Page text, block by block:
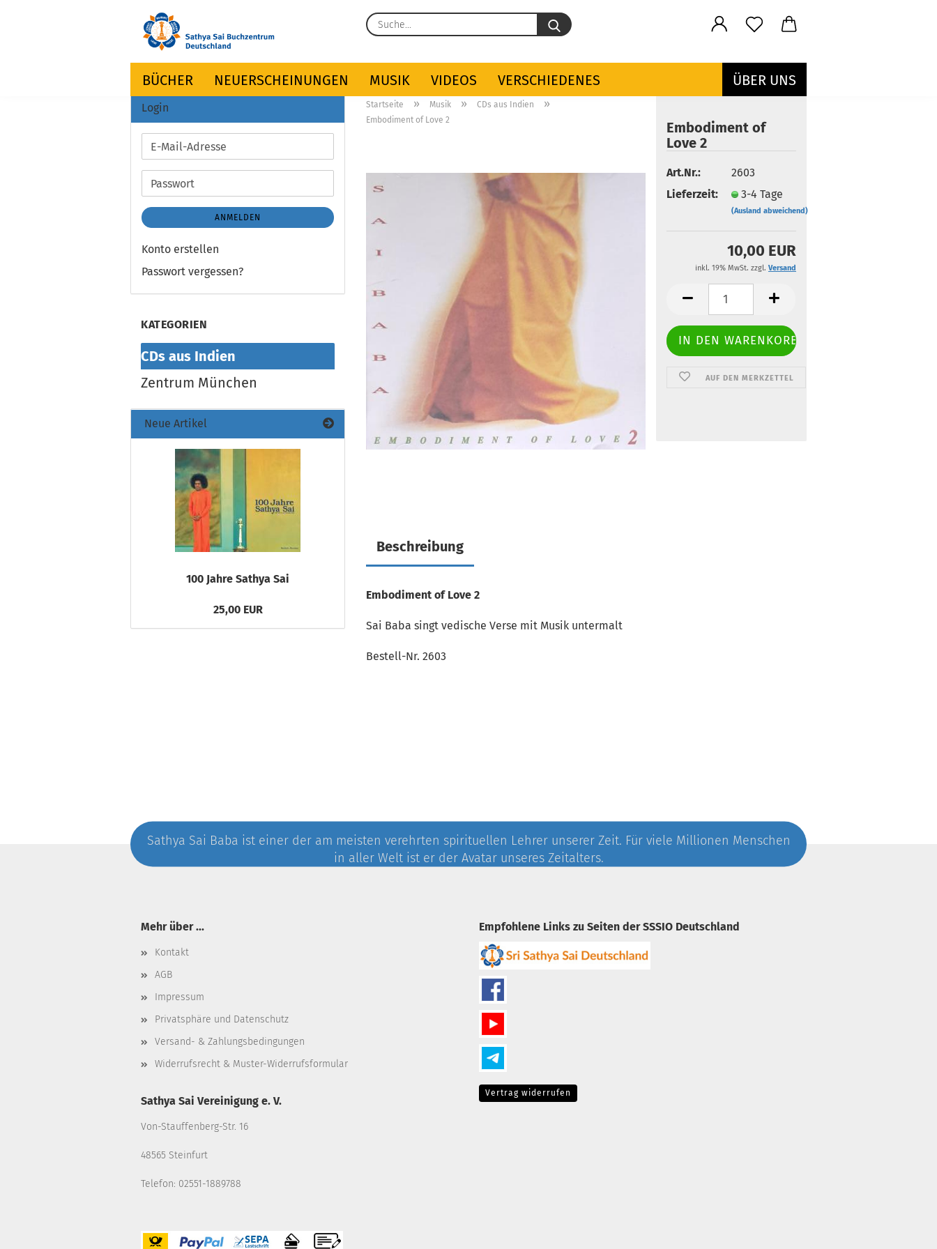
Suche...
BÜCHER NEUERSCHEINUNGEN MUSIK VIDEOS VERSCHIEDENES ÜBER UNS
Startseite » Musik » CDs aus Indien »
Embodiment of Love 2
Embodiment of
Love 2
Art.Nr.:
2603
Lieferzeit:
3-4 Tage
(Ausland abweichend)
10,00 EUR
inkl. 19% MwSt. zzgl. Versand
AUF DEN MERKZETTEL
Beschreibung
Embodiment of Love 2
Sai Baba singt vedische Verse mit Musik untermalt
Bestell-Nr. 2603
Login
E-
Mail-
Adresse
Passwort
ANMELDEN
Konto erstellen
Passwort vergessen?
KATEGORIEN
CDs aus Indien
Zentrum München
Neue Artikel
100 Jahre Sathya Sai
25,00 EUR
Sathya Sai Baba ist einer der am meisten verehrten spirituellen Lehrer unserer Zeit. Für viele Millionen Menschen
in aller Welt ist er der Avatar unseres Zeitalters.
Mehr über ...
Kontakt
AGB
Impressum
Privatsphäre und Datenschutz
Versand- & Zahlungsbedingungen
Widerrufsrecht & Muster-Widerrufsformular
Empfohlene Links zu Seiten der SSSIO Deutschland
Sathya Sai Vereinigung e. V.
Von-Stauffenberg-Str. 16
48565 Steinfurt
Telefon: 02551-1889788
Vertrag widerrufen